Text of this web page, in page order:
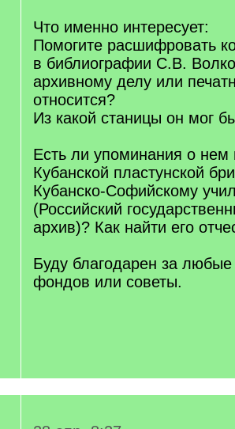
Что именно интересует:
Помогите расшифровать
в библиографии С.В.
архивному делу или
относится?
Из какой станицы он мог
Есть ли упоминания о нем
Кубанской пластунской
Кубанско-Софийскому
(Российский
архив)? Как найти его
Буду благодарен за
фондов или советы.